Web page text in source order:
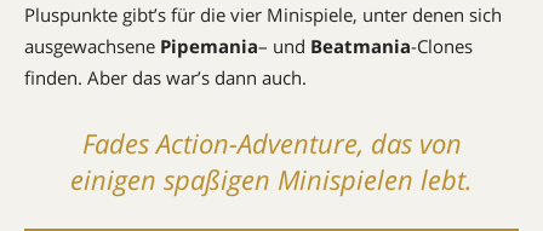
Pluspunkte gibt’s für die vier Minispiele, unter denen sich
ausgewachsene Pipemania– und Beatmania-Clones
finden. Aber das war’s dann auch.
Fades Action-Adventure, das von
einigen spaßigen Minispielen lebt.